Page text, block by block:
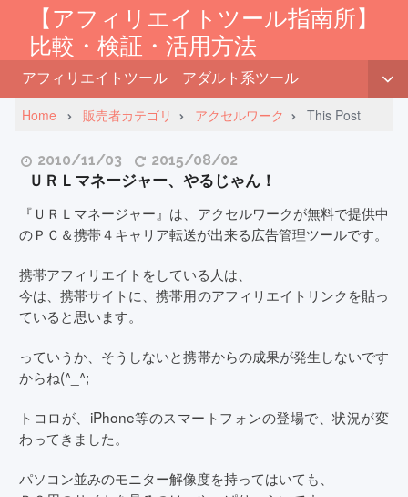
【アフィリエイトツール指南所】
比較・検証・活用方法
アフィリエイトツール アダルト系ツール
Home 販売者カテゴリ アクセルワーク This Post
2010/11/03 2015/08/02
ＵＲＬマネージャー、やるじゃん！
『ＵＲＬマネージャー』は、アクセルワークが無料で提供中
のＰＣ＆携帯４キャリア転送が出来る広告管理ツールです。
携帯アフィリエイトをしている人は、
今は、携帯サイトに、携帯用のアフィリエイトリンクを貼っ
ていると思います。
っていうか、そうしないと携帯からの成果が発生しないです
からね(^_^;
トコロが、iPhone等のスマートフォンの登場で、状況が変
わってきました。
パソコン並みのモニター解像度を持ってはいても、